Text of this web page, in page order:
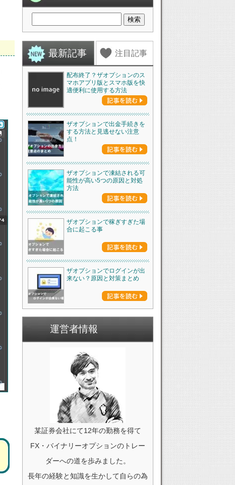
最新記事 注目記事
配布終了？ザオプションのス
マホアプリ版とスマホ版を快
適便利に使用する方法
ザオプションで出金手続きを
する方法と見逃せない注意
点！
ザオプションで凍結される可
能性が高い5つの原因と対処
方法
ザオプションで稼ぎすぎた場
合に起こる事
ザオプションでログインが出
来ない？原因と対策まとめ
運営者情報
某証券会社にて12年の勤務を得て
FX・バイナリーオプションのトレー
ダーへの道を歩みました。
長年の経験と知識を生かして自らの為